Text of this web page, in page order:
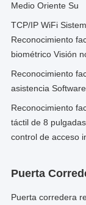
Medio Oriente Su
TCP/IP WiFi
Reconocimiento
biométrico Visión
Reconocimiento
asistencia
Reconocimiento
táctil de 8
control de acceso
Puerta
Puerta corredera